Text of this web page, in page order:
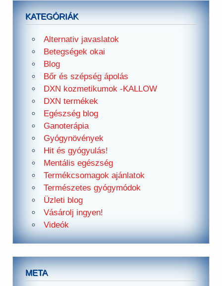
KATEGÓRIÁK
Alternativ javaslatok
Betegségek okai
Blog
Bőr és szépség ápolás
DXN kozmetikumok -KALLOW
DXN termékek
Egészség blog
Ganoterápia
Gyógynövények
Hit és gyógyulás!
Mentális egészség
Termékcsomagok ajánlatok
Természetes gyógymódok
Üzleti blog
Vásárolj ingyen!
Videók
META